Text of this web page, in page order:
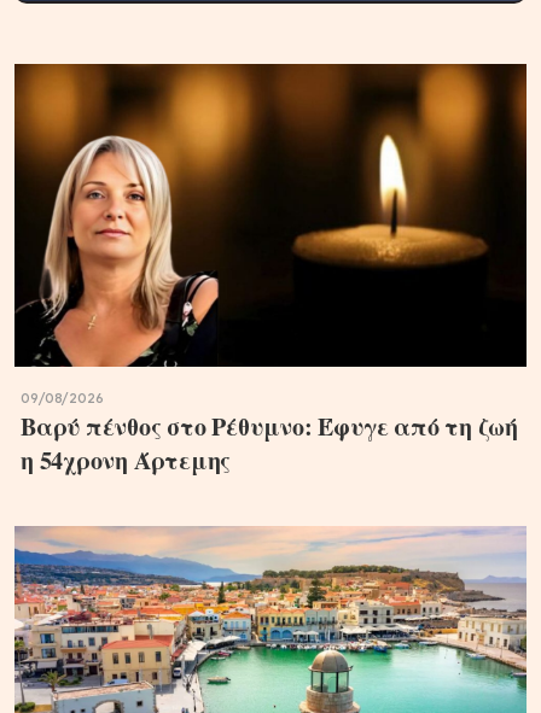
09/08/2026
Βαρύ πένθος στο Ρέθυμνο: Έφυγε από τη ζωή
η 54χρονη Άρτεμης